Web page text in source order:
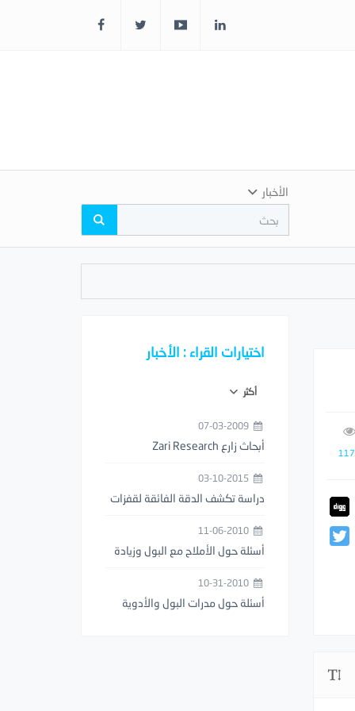
الأخبار
اختيارات القراء : الأخبار
أكثر
07-03-2009
أبحاث زارع Zari Research
03-10-2015
دراسة تكشف الدقة الفائقة لقفزات
11-06-2010
أسئلة حول الأملاح مع البول وزيادة
10-31-2010
أسئلة حول مدرات البول والأدوية